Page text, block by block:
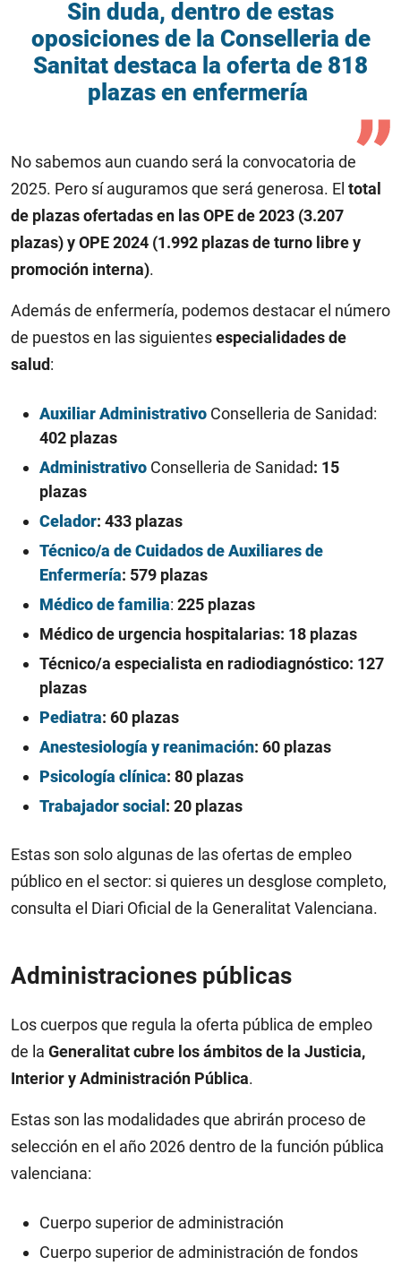
Sin duda, dentro de estas
oposiciones de la Conselleria de
Sanitat destaca la oferta de 818
plazas en enfermería
No sabemos aun cuando será la convocatoria de
2025. Pero sí auguramos que será generosa. El total
de plazas ofertadas en las OPE de 2023 (3.207
plazas) y OPE 2024 (1.992 plazas de turno libre y
promoción interna).
Además de enfermería, podemos destacar el número
de puestos en las siguientesespecialidades de
salud:
Auxiliar Administrativo Conselleria de Sanidad:
402 plazas
Administrativo Conselleria de Sanidad: 15
plazas
Celador: 433 plazas
Técnico/a de Cuidados de Auxiliares de
Enfermería: 579 plazas
Médico de familia: 225 plazas
Médico de urgencia hospitalarias: 18 plazas
Técnico/a especialista en radiodiagnóstico: 127
plazas
Pediatra: 60 plazas
Anestesiología y reanimación: 60 plazas
Psicología clínica: 80 plazas
Trabajador social : 20 plazas
Estas son solo algunas de las ofertas de empleo
público en el sector: si quieres un desglose completo,
consulta el Diari Oficial de la Generalitat Valenciana.
Administraciones públicas
Los cuerpos que regula la oferta pública de empleo
de la Generalitat cubre los ámbitos de la Justicia,
Interior y Administración Pública.
Estas son las modalidades que abrirán proceso de
selección en el año 2026 dentro de la función pública
valenciana:
Cuerpo superior de administración
Cuerpo superior de administración de fondos